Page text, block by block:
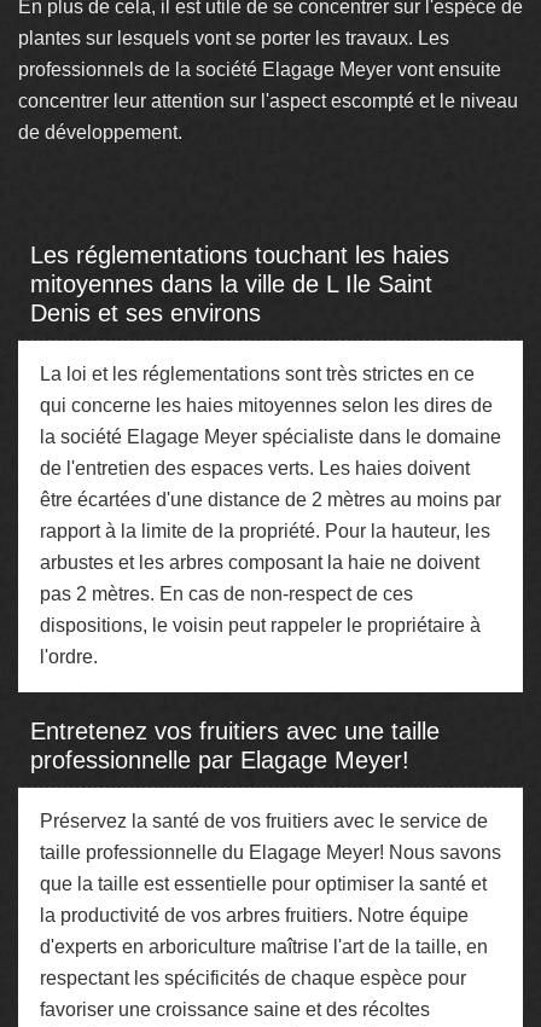
En plus de cela, il est utile de se concentrer sur l'espèce de
plantes sur lesquels vont se porter les travaux. Les
professionnels de la société Elagage Meyer vont ensuite
concentrer leur attention sur l'aspect escompté et le niveau
de développement.
Les réglementations touchant les haies
mitoyennes dans la ville de L Ile Saint
Denis et ses environs
La loi et les réglementations sont très strictes en ce
qui concerne les haies mitoyennes selon les dires de
la société Elagage Meyer spécialiste dans le domaine
de l'entretien des espaces verts. Les haies doivent
être écartées d'une distance de 2 mètres au moins par
rapport à la limite de la propriété. Pour la hauteur, les
arbustes et les arbres composant la haie ne doivent
pas 2 mètres. En cas de non-respect de ces
dispositions, le voisin peut rappeler le propriétaire à
l'ordre.
Entretenez vos fruitiers avec une taille
professionnelle par Elagage Meyer!
Préservez la santé de vos fruitiers avec le service de
taille professionnelle du Elagage Meyer! Nous savons
que la taille est essentielle pour optimiser la santé et
la productivité de vos arbres fruitiers. Notre équipe
d'experts en arboriculture maîtrise l'art de la taille, en
respectant les spécificités de chaque espèce pour
favoriser une croissance saine et des récoltes